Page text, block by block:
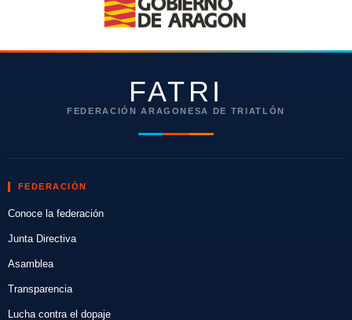
FATRI
FEDERACIÓN ARAGONESA DE TRIATLÓN
FEDERACIÓN
Conoce la federación
Junta Directiva
Asamblea
Transparencia
Lucha contra el dopaje